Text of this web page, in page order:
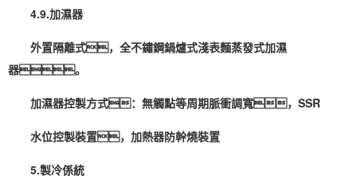
4.9.加濕器
外置隔離式，全不鏽鋼鍋爐式淺表麵蒸發式加濕
器。
加濕器控製方式：無觸點等周期脈衝調寬，SSR
水位控製裝置，加熱器防幹燒裝置
5.製冷係統